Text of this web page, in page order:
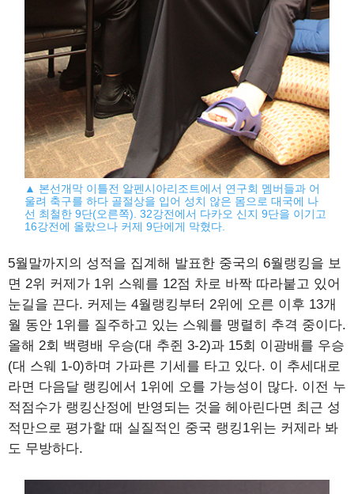
▲ 본선개막 이틀전 알펜시아리조트에서 연구회 멤버들과 어
울려 축구를 하다 골절상을 입어 성치 않은 몸으로 대국에 나
선 최철한 9단(오른쪽). 32강전에서 다카오 신지 9단을 이기고
16강전에 올랐으나 커제 9단에게 막혔다.
5월말까지의 성적을 집계해 발표한 중국의 6월랭킹을 보
면 2위 커제가 1위 스웨를 12점 차로 바짝 따라붙고 있어
눈길을 끈다. 커제는 4월랭킹부터 2위에 오른 이후 13개
월 동안 1위를 질주하고 있는 스웨를 맹렬히 추격 중이다.
올해 2회 백령배 우승(대 추쥔 3-2)과 15회 이광배를 우승
(대 스웨 1-0)하며 가파른 기세를 타고 있다. 이 추세대로
라면 다음달 랭킹에서 1위에 오를 가능성이 많다. 이전 누
적점수가 랭킹산정에 반영되는 것을 헤아린다면 최근 성
적만으로 평가할 때 실질적인 중국 랭킹1위는 커제라 봐
도 무방하다.